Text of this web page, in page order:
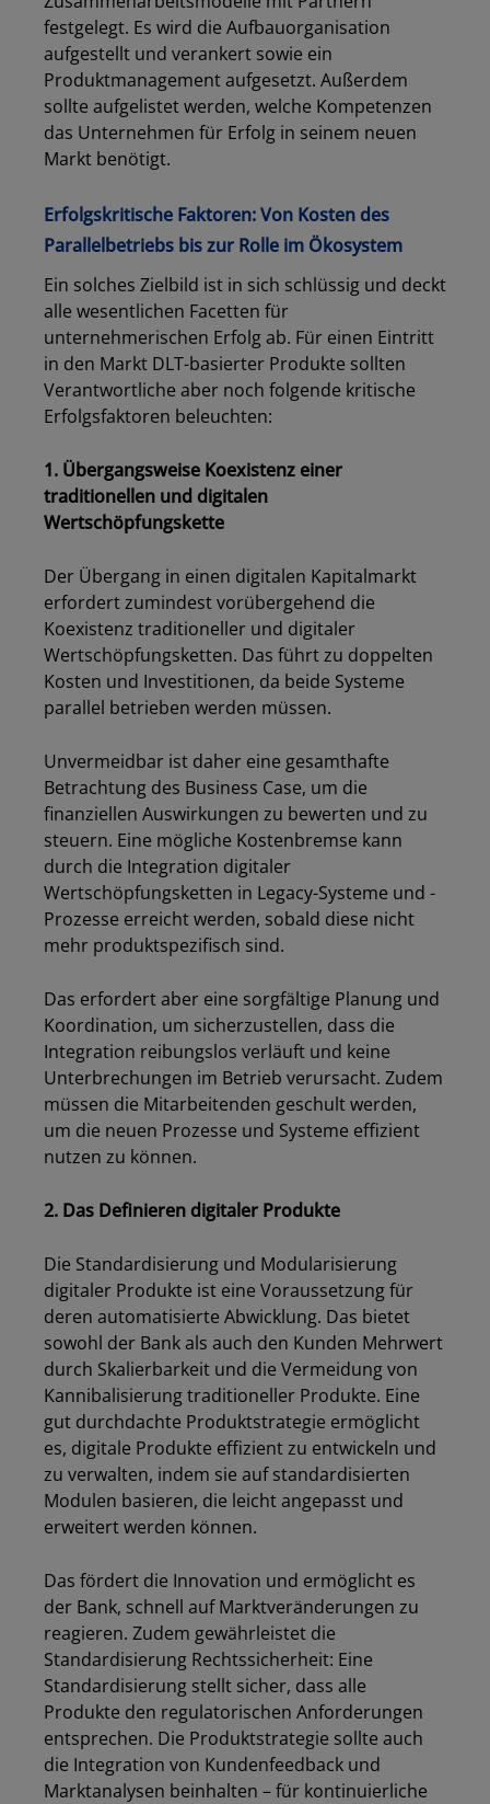
festgelegt. Es wird die Aufbauorganisation
aufgestellt und verankert sowie ein
Produktmanagement aufgesetzt. Außerdem
sollte aufgelistet werden, welche Kompetenzen
das Unternehmen für Erfolg in seinem neuen
Markt benötigt.
Erfolgskritische Faktoren: Von Kosten des
Parallelbetriebs bis zur Rolle im Ökosystem
Ein solches Zielbild ist in sich schlüssig und deckt
alle wesentlichen Facetten für
unternehmerischen Erfolg ab. Für einen Eintritt
in den Markt DLT-basierter Produkte sollten
Verantwortliche aber noch folgende kritische
Erfolgsfaktoren beleuchten:
1. Übergangsweise Koexistenz einer
traditionellen und digitalen
Wertschöpfungskette
Der Übergang in einen digitalen Kapitalmarkt
erfordert zumindest vorübergehend die
Koexistenz traditioneller und digitaler
Wertschöpfungsketten. Das führt zu doppelten
Kosten und Investitionen, da beide Systeme
parallel betrieben werden müssen.
Unvermeidbar ist daher eine gesamthafte
Betrachtung des Business Case, um die
finanziellen Auswirkungen zu bewerten und zu
steuern. Eine mögliche Kostenbremse kann
durch die Integration digitaler
Wertschöpfungsketten in Legacy-Systeme und -
Prozesse erreicht werden, sobald diese nicht
mehr produktspezifisch sind.
Das erfordert aber eine sorgfältige Planung und
Koordination, um sicherzustellen, dass die
Integration reibungslos verläuft und keine
Unterbrechungen im Betrieb verursacht. Zudem
müssen die Mitarbeitenden geschult werden,
um die neuen Prozesse und Systeme effizient
nutzen zu können.
2. Das Definieren digitaler Produkte
Die Standardisierung und Modularisierung
digitaler Produkte ist eine Voraussetzung für
deren automatisierte Abwicklung. Das bietet
sowohl der Bank als auch den Kunden Mehrwert
durch Skalierbarkeit und die Vermeidung von
Kannibalisierung traditioneller Produkte. Eine
gut durchdachte Produktstrategie ermöglicht
es, digitale Produkte effizient zu entwickeln und
zu verwalten, indem sie auf standardisierten
Modulen basieren, die leicht angepasst und
erweitert werden können.
Das fördert die Innovation und ermöglicht es
der Bank, schnell auf Marktveränderungen zu
reagieren. Zudem gewährleistet die
Standardisierung Rechtssicherheit: Eine
Standardisierung stellt sicher, dass alle
Produkte den regulatorischen Anforderungen
entsprechen. Die Produktstrategie sollte auch
die Integration von Kundenfeedback und
Marktanalysen beinhalten – für kontinuierliche